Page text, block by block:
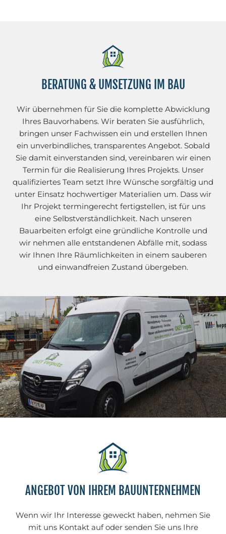
BERATUNG & UMSETZUNG IM BAU
Wir übernehmen für Sie die komplette Abwicklung
Ihres Bauvorhabens. Wir beraten Sie ausführlich,
bringen unser Fachwissen ein und erstellen Ihnen
ein unverbindliches, transparentes Angebot. Sobald
Sie damit einverstanden sind, vereinbaren wir einen
Termin für die Realisierung Ihres Projekts. Unser
qualifiziertes Team setzt Ihre Wünsche sorgfältig und
unter Einsatz hochwertiger Materialien um. Dass wir
Ihr Projekt termingerecht fertigstellen, ist für uns
eine Selbstverständlichkeit. Nach unseren
Bauarbeiten erfolgt eine gründliche Kontrolle und
wir nehmen alle entstandenen Abfälle mit, sodass
wir Ihnen Ihre Räumlichkeiten in einem sauberen
und einwandfreien Zustand übergeben.
ANGEBOT VON IHREM BAUUNTERNEHMEN
Wenn wir Ihr Interesse geweckt haben, nehmen Sie
mit uns Kontakt auf oder senden Sie uns Ihre